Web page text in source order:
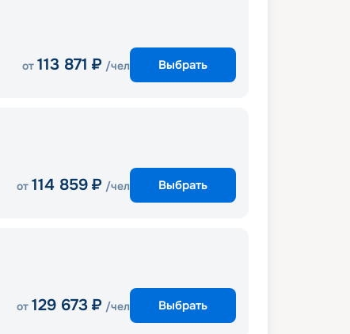
от 113 871 ₽ /чел Выбрать
от 114 859 ₽ /чел Выбрать
от 129 673 ₽ /чел Выбрать